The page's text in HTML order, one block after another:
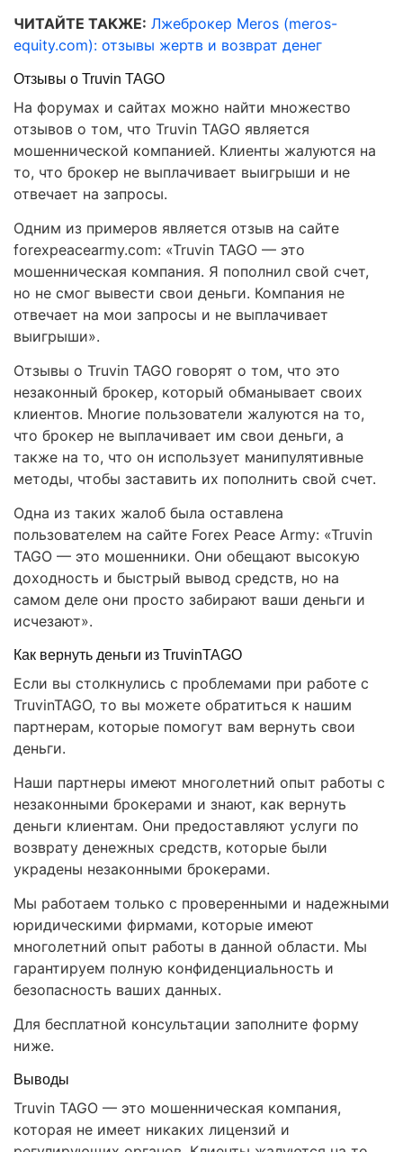
ЧИТАЙТЕ ТАКЖЕ: Лжеброкер Meros (meros-
equity.com): отзывы жертв и возврат денег
Отзывы о Truvin TAGO
На форумах и сайтах можно найти множество
отзывов о том, что Truvin TAGO является
мошеннической компанией. Клиенты жалуются на
то, что брокер не выплачивает выигрыши и не
отвечает на запросы.
Одним из примеров является отзыв на сайте
forexpeacearmy.com: «Truvin TAGO — это
мошенническая компания. Я пополнил свой счет,
но не смог вывести свои деньги. Компания не
отвечает на мои запросы и не выплачивает
выигрыши».
Отзывы о Truvin TAGO говорят о том, что это
незаконный брокер, который обманывает своих
клиентов. Многие пользователи жалуются на то,
что брокер не выплачивает им свои деньги, а
также на то, что он использует манипулятивные
методы, чтобы заставить их пополнить свой счет.
Одна из таких жалоб была оставлена
пользователем на сайте Forex Peace Army: «Truvin
TAGO — это мошенники. Они обещают высокую
доходность и быстрый вывод средств, но на
самом деле они просто забирают ваши деньги и
исчезают».
Как вернуть деньги из TruvinTAGO
Если вы столкнулись с проблемами при работе с
TruvinTAGO, то вы можете обратиться к нашим
партнерам, которые помогут вам вернуть свои
деньги.
Наши партнеры имеют многолетний опыт работы с
незаконными брокерами и знают, как вернуть
деньги клиентам. Они предоставляют услуги по
возврату денежных средств, которые были
украдены незаконными брокерами.
Мы работаем только с проверенными и надежными
юридическими фирмами, которые имеют
многолетний опыт работы в данной области. Мы
гарантируем полную конфиденциальность и
безопасность ваших данных.
Для бесплатной консультации заполните форму
ниже.
Выводы
Truvin TAGO — это мошенническая компания,
которая не имеет никаких лицензий и